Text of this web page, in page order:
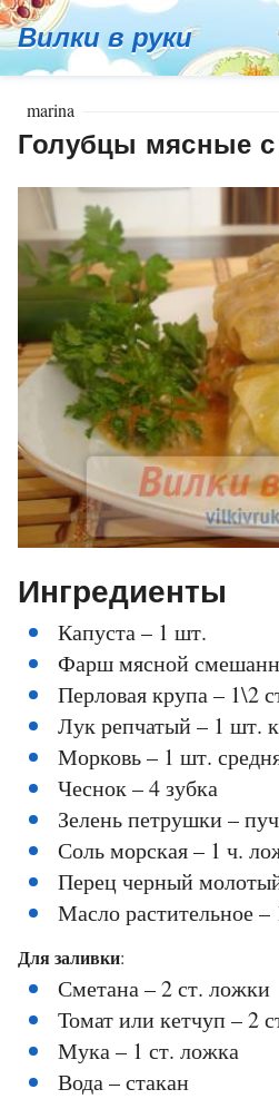
Вилки в руки
marina
Голубцы мясные с
Ингредиенты
Капуста – 1 шт.
Фарш мясной
Перловая крупа – 1\2
Лук репчатый – 1 шт.
Морковь – 1 шт.
Чеснок – 4 зубка
Зелень петрушки –
Соль морская – 1 ч.
Перец черный
Масло растительное –
Для заливки:
Сметана – 2 ст. ложки
Томат или кетчуп – 2
Мука – 1 ст. ложка
Вода – стакан